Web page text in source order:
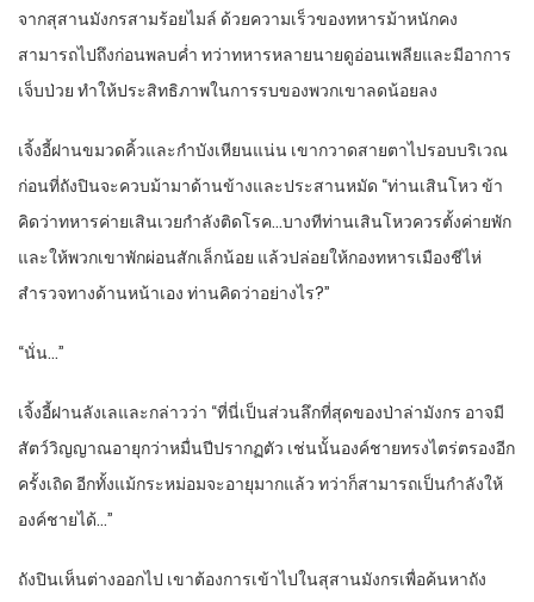
จากสุสานมังกรสามร้อยไมล์ ด้วยความเร็วของทหารม้าหนักคง
สามารถไปถึงก่อนพลบค่ำ ทว่าทหารหลายนายดูอ่อนเพลียและมีอาการ
เจ็บป่วย ทำให้ประสิทธิภาพในการรบของพวกเขาลดน้อยลง
เจิ้งอี้ฝานขมวดคิ้วและกำบังเหียนแน่น เขากวาดสายตาไปรอบบริเวณ
ก่อนที่ถังปินจะควบม้ามาด้านข้างและประสานหมัด “ท่านเสินโหว ข้า
คิดว่าทหารค่ายเสินเวยกำลังติดโรค…บางทีท่านเสินโหวควรตั้งค่ายพัก
และให้พวกเขาพักผ่อนสักเล็กน้อย แล้วปล่อยให้กองทหารเมืองชีไห่
สำรวจทางด้านหน้าเอง ท่านคิดว่าอย่างไร?”
“นั่น…”
เจิ้งอี้ฝานลังเลและกล่าวว่า “ที่นี่เป็นส่วนลึกที่สุดของป่าล่ามังกร อาจมี
สัตว์วิญญาณอายุกว่าหมื่นปีปรากฏตัว เช่นนั้นองค์ชายทรงไตร่ตรองอีก
ครั้งเถิด อีกทั้งแม้กระหม่อมจะอายุมากแล้ว ทว่าก็สามารถเป็นกำลังให้
องค์ชายได้…”
ถังปินเห็นต่างออกไป เขาต้องการเข้าไปในสุสานมังกรเพื่อค้นหาถัง